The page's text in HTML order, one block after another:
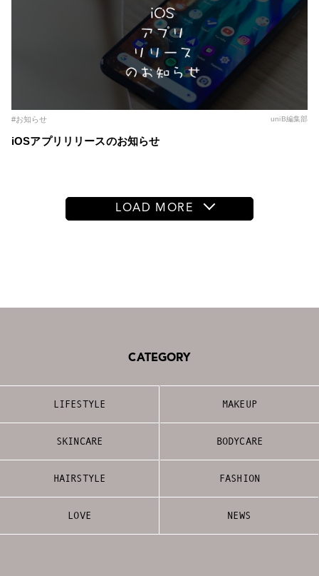
#お知らせ uniB編集部
iOSアプリリリースのお知らせ
LOAD MORE
CATEGORY
LIFESTYLE MAKEUP
SKINCARE BODYCARE
HAIRSTYLE FASHION
LOVE NEWS